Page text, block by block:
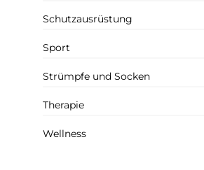
Schutzausrüstung
Sport
Strümpfe und Socken
Therapie
Wellness